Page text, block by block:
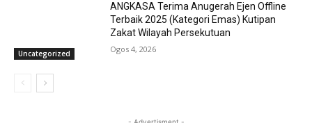
Uncategorized
ANGKASA Terima Anugerah Ejen Offline
Terbaik 2025 (Kategori Emas) Kutipan
Zakat Wilayah Persekutuan
Ogos 4, 2026